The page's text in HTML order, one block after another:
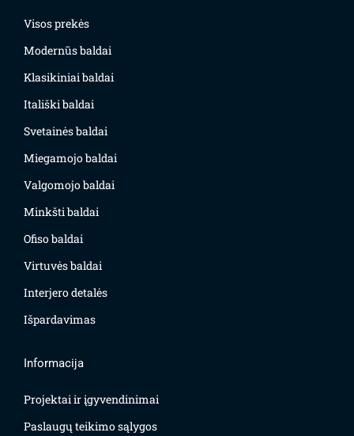
Visos prekės
Modernūs baldai
Klasikiniai baldai
Itališki baldai
Svetainės baldai
Miegamojo baldai
Valgomojo baldai
Minkšti baldai
Ofiso baldai
Virtuvės baldai
Interjero detalės
Išpardavimas
Informacija
Projektai ir įgyvendinimai
Paslaugų teikimo sąlygos